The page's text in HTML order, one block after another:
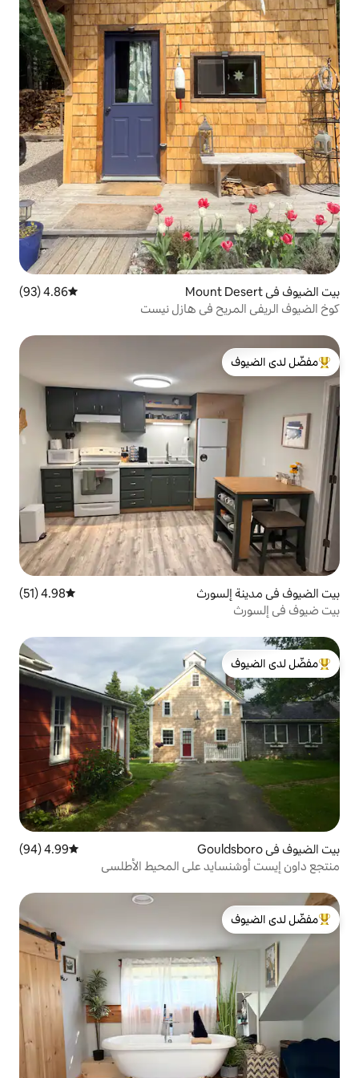
متوسط التقييم 4.86 من 5، 93 مراجعات
4.86 (93)
في هازل نيست
الضيوف
متوسط التقييم 4.98 من 5، 51 مراجعات
4.98 (51)
الضيوف
متوسط التقييم 4.99 من 5، 94 مراجعات
4.99 (94)
على المحيط الأطلسي
الضيوف